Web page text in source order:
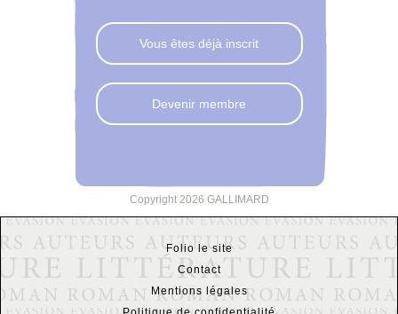
Vous êtes déjà inscrit
Devenir membre
Copyright 2026 GALLIMARD
Folio le site
Contact
Mentions légales